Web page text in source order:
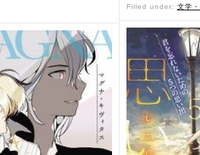
Filled under: 文学